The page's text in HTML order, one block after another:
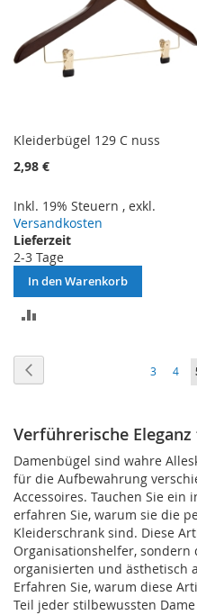
Kleiderbügel 129 C nuss
2,98 €
Inkl. 19% Steuern , exkl.
Versandkosten
Lieferzeit
2-3 Tage
In den Warenkorb
Seite
3 Seite
4
Verführerische
Damenbügel sind wahre
für die Aufbewahrung
Accessoires. Tauchen Sie
erfahren Sie, warum sie die
Kleiderschrank sind. Diese
Organisationshelfer,
organisierten und ästhetisch
Erfahren Sie, warum diese
Teil jeder stilbewussten